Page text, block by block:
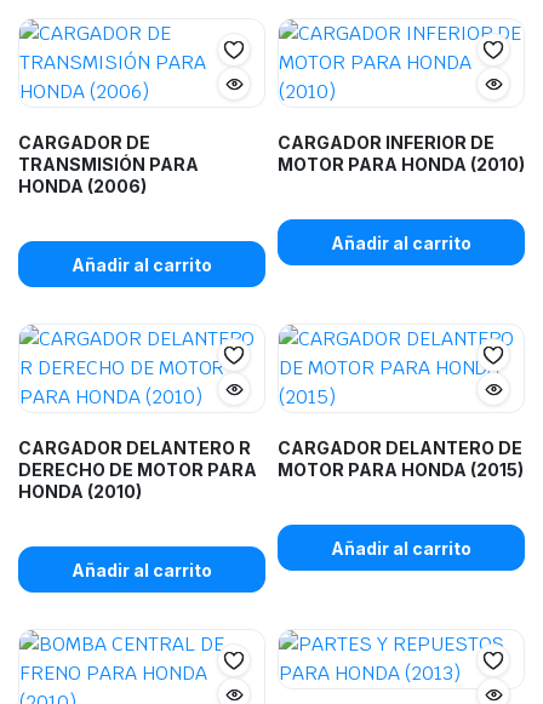
CARGADOR DE
TRANSMISIÓN PARA
HONDA (2006)
Añadir al carrito
CARGADOR INFERIOR DE
MOTOR PARA HONDA (2010)
Añadir al carrito
CARGADOR DELANTERO R
DERECHO DE MOTOR PARA
HONDA (2010)
Añadir al carrito
CARGADOR DELANTERO DE
MOTOR PARA HONDA (2015)
Añadir al carrito